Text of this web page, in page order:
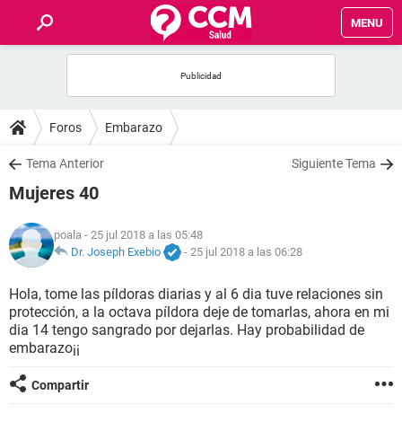
MENU
FOROS
SALUD
FAMILIA
NUTRICIÓN
BIENESTAR
SEXUALIDAD
GLOSARIO
Foros Embarazo
Tema Anterior Siguiente Tema
Mujeres 40
poala - 25 jul 2018 a las 05:48
Dr. Joseph Exebio
- 25 jul 2018 a las 06:28
Hola, tome las píldoras diarias y al 6 dia tuve relaciones sin
protección, a la octava píldora deje de tomarlas, ahora en mi
dia 14 tengo sangrado por dejarlas. Hay probabilidad de
embarazo¡¡
Compartir